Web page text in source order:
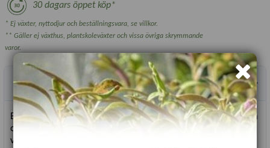
30 dagars öppet köp*
* Ej växter, nyttodjur och beställningsvara, se villkor.
** Gäller ej växthus, plantskoleväxter och vissa övriga skrymmande
varor.
Produktbeskrivning
En vacker eklövssallad i rött och grönt blir perfekt odlad i kruka
och kan skördas som baby-leaf. Fler och fler blad växer upp
vartefter man skördar. Rik på vitamin A och vitamin C.